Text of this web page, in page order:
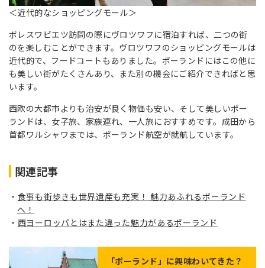
＜近代的なショッピングモール＞
ボレスワビエツ訪問の際にヴロツワフに宿泊すれば、二つの街
のを楽しむことができます。ヴロツワフのショッピングモールは
近代的で、フードコートもありました。ポーランドにはこの他に
も美しい街がたくさんあり、また別の機会にご紹介できればと思
います。
西欧の大都市よりも治安が良く物価も安い、そして美しいポー
ランドは、女子旅、家族連れ、一人旅におすすめです。成田から
首都ワルシャワまでは、ポーランド航空が就航しています。
関連記事
食事も街歩きも世界遺産も充実！ 魅力あふれるポーランド
へ！
西ヨーロッパとはまた違った魅力があるポーランド
「ポーランド」に興味わいてきた？